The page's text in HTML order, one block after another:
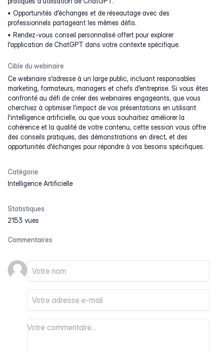
Opportunités d'échanges et de réseautage avec des
professionnels partageant les mêmes défis.
Rendez-vous conseil personnalisé offert pour explorer
l'application de ChatGPT dans votre contexte spécifique.
Cible du webinaire
Ce webinaire s'adresse à un large public, incluant responsables
marketing, formateurs, managers et chefs d'entreprise. Si vous êtes
confronté au défi de créer des webinaires engageants, que vous
cherchiez à optimiser l'impact de vos présentations en utilisant
l'intelligence artificielle, ou que vous souhaitiez améliorer la
cohérence et la qualité de votre contenu, cette session vous offre
des conseils pratiques, des démonstrations en direct, et des
opportunités d'échanges pour répondre à vos besoins spécifiques.
Catégorie
Intelligence Artificielle
Statistiques
2153 vues
Commentaires
Votre nom
Votre email
Votre commentaire
Votre commentaire